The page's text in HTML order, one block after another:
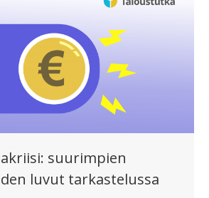
suurimpien
luvut tarkastelussa